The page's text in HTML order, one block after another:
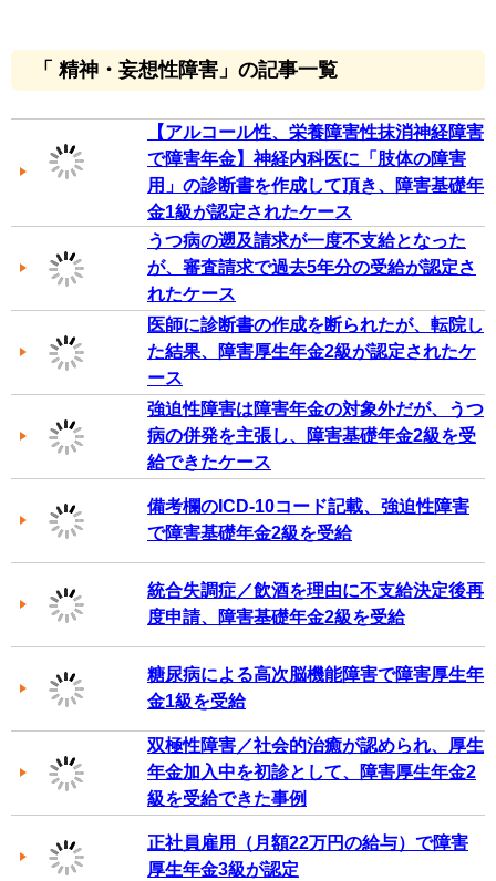
「 精神・妄想性障害」の記事一覧
【アルコール性、栄養障害性抹消神経障害
で障害年金】神経内科医に「肢体の障害
用」の診断書を作成して頂き、障害基礎年
金1級が認定されたケース
うつ病の遡及請求が一度不支給となった
が、審査請求で過去5年分の受給が認定さ
れたケース
医師に診断書の作成を断られたが、転院し
た結果、障害厚生年金2級が認定されたケ
ース
強迫性障害は障害年金の対象外だが、うつ
病の併発を主張し、障害基礎年金2級を受
給できたケース
備考欄のICD-10コード記載、強迫性障害
で障害基礎年金2級を受給
統合失調症／飲酒を理由に不支給決定後再
度申請、障害基礎年金2級を受給
糖尿病による高次脳機能障害で障害厚生年
金1級を受給
双極性障害／社会的治癒が認められ、厚生
年金加入中を初診として、障害厚生年金2
級を受給できた事例
正社員雇用（月額22万円の給与）で障害
厚生年金3級が認定